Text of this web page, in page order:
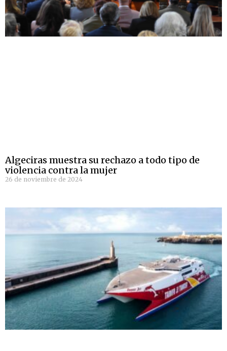
Algeciras muestra su rechazo a todo tipo de
violencia contra la mujer
26 de noviembre de 2024